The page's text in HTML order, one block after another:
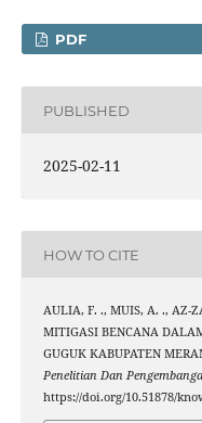
PDF
PUBLISHED
2025-02-11
HOW TO CITE
AULIA, F. ., MUIS, A. ., AZ-
MITIGASI BENCANA
GUGUK KABUPATEN
Penelitian Dan
https://doi.org/10.51878/